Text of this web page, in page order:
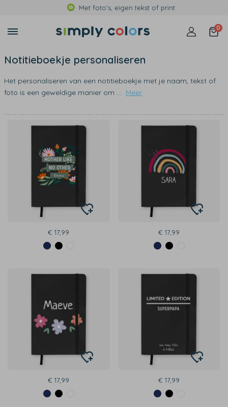
Met foto's, eigen tekst of print
0
Notitieboekje personaliseren
Het personaliseren van een notitieboekje met je naam, tekst of
foto is een geweldige manier om ... Meer
€ 17,99 € 17,99
€ 17,99 € 17,99